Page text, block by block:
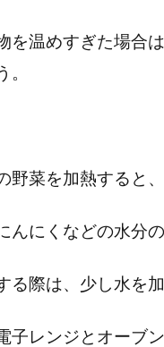
を温めすぎた場合
野菜を加熱すると
んにくなどの水分
る際は、少し水を
子レンジとオーブ